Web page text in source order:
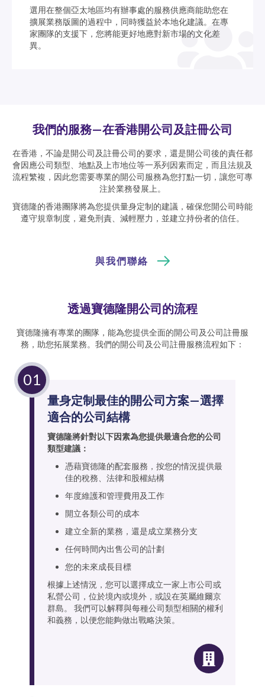
選用在整個亞太地區均有辦事處的服務供應商能助您在
擴展業務版圖的過程中，同時獲益於本地化建議。在專
家團隊的支援下，您將能更好地應對新市場的文化差
異。
我們的服務—在香港開公司及註冊公司
在香港，不論是開公司及註冊公司的要求，還是開公司後的責任都
會因應公司類型、地點及上市地位等一系列因素而定，而且法規及
流程繁複，因此您需要專業的開公司服務為您打點一切，讓您可專
注於業務發展上。
寶德隆的香港團隊將為您提供量身定制的建議，確保您開公司時能
遵守規章制度，避免刑責、減輕壓力，並建立持份者的信任。
與我們聯絡
透過寶德隆開公司的流程
寶德隆擁有專業的團隊，能為您提供全面的開公司及公司註冊服
務，助您拓展業務。我們的開公司及公司註冊服務流程如下：
量身定制最佳的開公司方案—選擇
適合的公司結構
寶德隆將針對以下因素為您提供最適合您的公司
類型建議：
憑藉寶德隆的配套服務，按您的情況提供最
佳的稅務、法律和股權結構
年度維護和管理費用及工作
開立各類公司的成本
建立全新的業務，還是成立業務分支
任何時間內出售公司的計劃
您的未來成長目標
根據上述情況，您可以選擇成立一家上市公司或
私營公司，位於境內或境外，或設在英屬維爾京
群島。 我們可以解釋與每種公司類型相關的權利
和義務，以便您能夠做出戰略決策。